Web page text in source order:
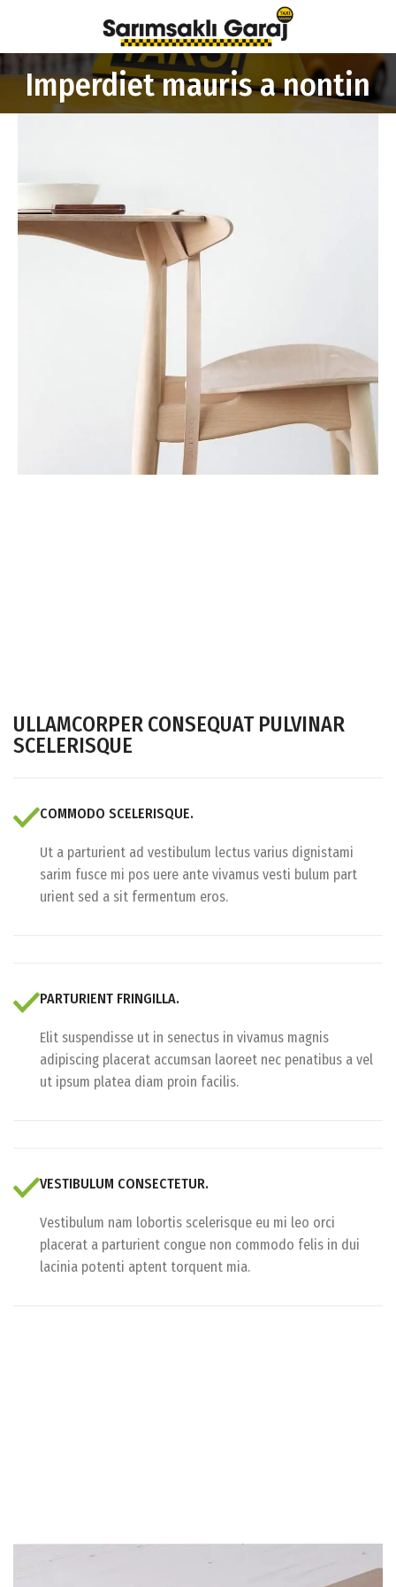
Imperdiet mauris a nontin
ULLAMCORPER CONSEQUAT PULVINAR
SCELERISQUE
COMMODO SCELERISQUE.
Ut a parturient ad vestibulum lectus varius dignistami
sarim fusce mi pos uere ante vivamus vesti bulum part
urient sed a sit fermentum eros.
PARTURIENT FRINGILLA.
Elit suspendisse ut in senectus in vivamus magnis
adipiscing placerat accumsan laoreet nec penatibus a vel
ut ipsum platea diam proin facilis.
VESTIBULUM CONSECTETUR.
Vestibulum nam lobortis scelerisque eu mi leo orci
placerat a parturient congue non commodo felis in dui
lacinia potenti aptent torquent mia.